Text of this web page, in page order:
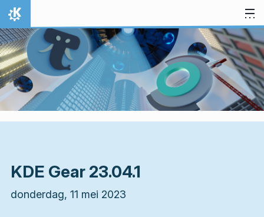
Spring naar inhoud
Thuis
KDE Gear 23.04.1
donderdag, 11 mei 2023